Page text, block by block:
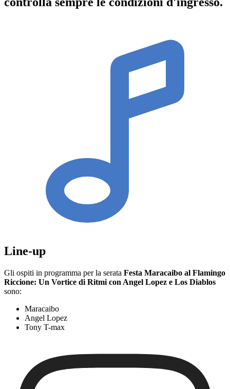
Line-up
Gli ospiti in programma per la serata Festa Maracaibo al Flamingo
Riccione: Un Vortice di Ritmi con Angel Lopez e Los Diablos
sono:
Maracaibo
Angel Lopez
Tony T-max